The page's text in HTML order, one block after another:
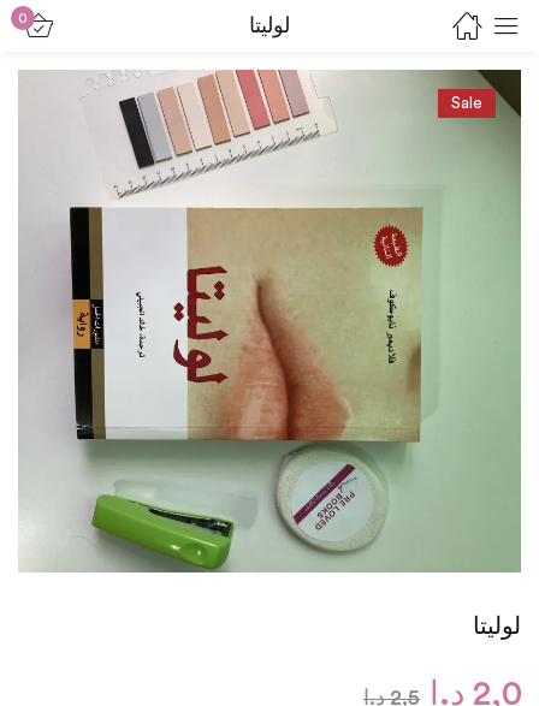
لوليتا 0
Sale
لوليتا
2,0 د.ا 2,5 د.ا
Sign in
Remember me
Lost password?
Log in
Create an account